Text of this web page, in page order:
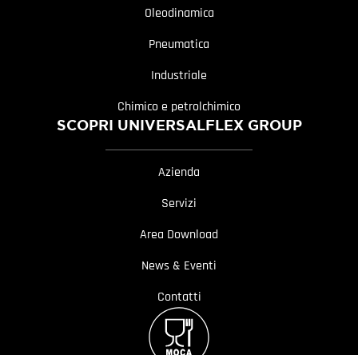
Oleodinamica
Pneumatica
Industriale
Chimico e petrolchimico
SCOPRI UNIVERSALFLEX GROUP
Azienda
Servizi
Area Download
News & Eventi
Contatti